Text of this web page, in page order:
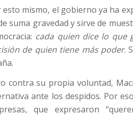
esto mismo, el gobierno ya ha
suma gravedad y sirve de
cada quien dice lo que
de quien tiene más poder.
contra su propia voluntad,
ante los despidos. Por
que expresaron